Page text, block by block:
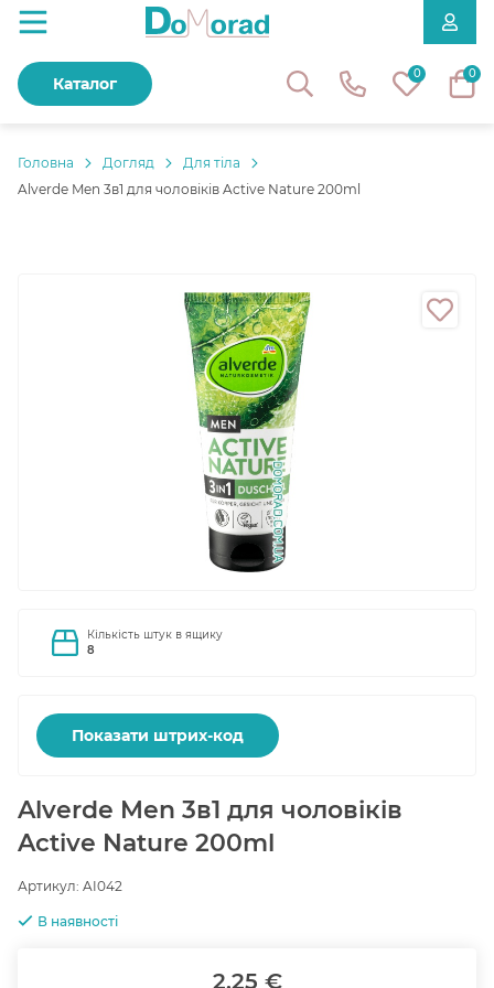
0 0
Каталог
Головнa Догляд
Для тіла
Alverde Men 3в1 для чоловіків Active Nature 200ml
Кількість штук в ящику
8
Показати штрих-код
Alverde Men 3в1 для чоловіків
Active Nature 200ml
Артикул: AI042
В наявності
2.25 €